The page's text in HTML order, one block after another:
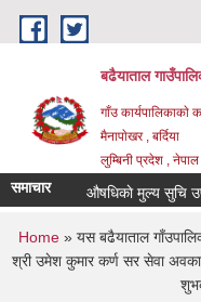
Skip to main content
बढैयाताल
गाँउ कार्यपालिकाकाे
मैनापाेखर , बर्दिया
लुम्बिनी प्रदेश , नेपाल
समाचार औषधिकाे मुल्य सुचि
You are here
Home » यस बढैयाताल
श्री उमेश कुमार कर्ण सर सेवा